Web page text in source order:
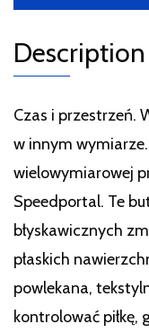
Description
Czas i przestrzeń.
w innym
wielowymiarowej
Speedportal. Te
błyskawicznych
płaskich
powlekana,
kontrolować piłkę,